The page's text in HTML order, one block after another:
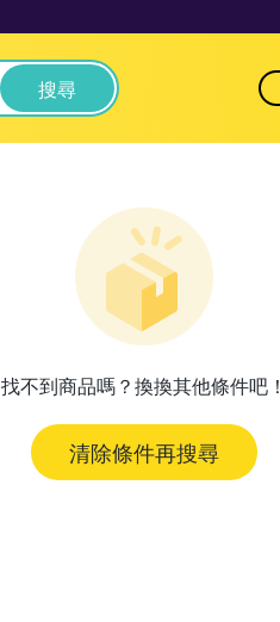
搜尋
找不到商品嗎？換換其他條件吧！
清除條件再搜尋